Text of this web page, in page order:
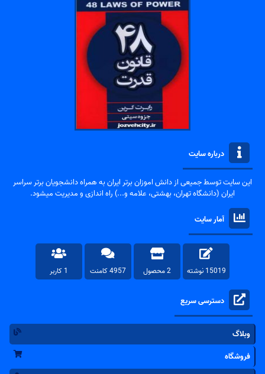
درباره سایت
این سایت توسط جمیعی از دانش اموزان برتر ایران به همراه دانشجویان برتر سراسر
ایران (دانشگاه تهران، بهشتی، علامه و...) راه اندازی و مدیریت میشود.
آمار سایت
15019 نوشته 2 محصول 4957 کامنت 1 کاربر
دسترسی سریع
وبلاگ
فروشگاه